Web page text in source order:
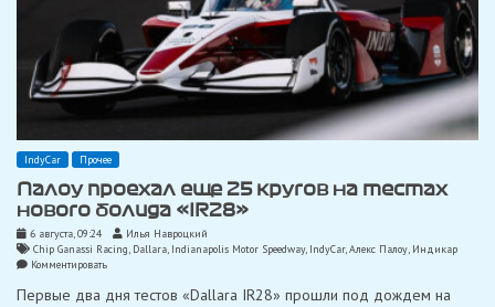
IndyCar Прочее
Палоу проехал еще 25 кругов на тестах
нового болида «IR28»
6 августа, 09:24
Илья Навроцкий
Chip Ganassi Racing, Dallara, Indianapolis Motor Speedway, IndyCar,Алекс Палоу, Индикар
Комментироватьon
проехал
Первые два дня тестов «Dallara IR28» прошли под дождем на